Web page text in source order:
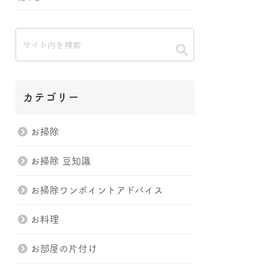
カテゴリー
お掃除
お掃除 豆知識
お掃除ワンポイントアドバイス
お料理
お部屋の片付け